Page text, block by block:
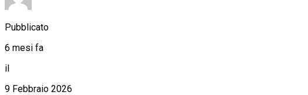
Pubblicato
6 mesi fa
il
9 Febbraio 2026